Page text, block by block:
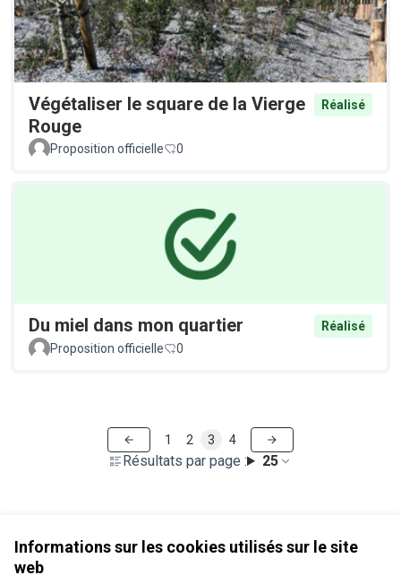
Informations sur les cookies utilisés sur le site
web
Végétaliser le square de la Vierge
Rouge
Réalisé
Proposition officielle 0
Du miel dans mon quartier
Réalisé
Proposition officielle
0
Résultats par page : 25
1 2 3 4